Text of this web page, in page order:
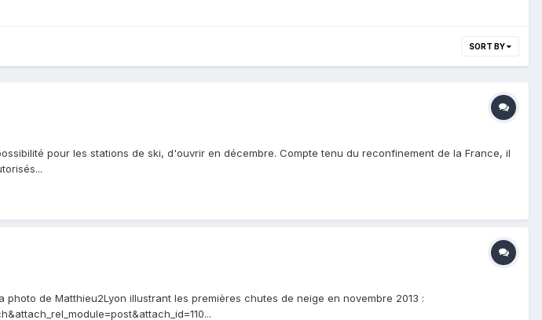
SORT BY
pour les stations de ski, d'ouvrir en décembre. Compte tenu du reconfinement de la France, il
de Matthieu2Lyon illustrant les premières chutes de neige en novembre 2013 :